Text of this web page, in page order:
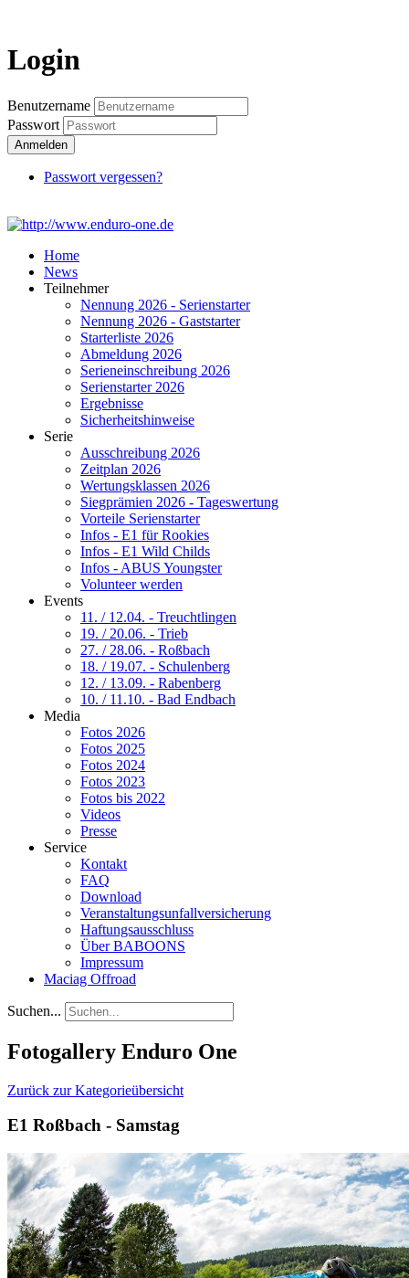
Login
Benutzername
Passwort
Anmelden
Passwort vergessen?
Home
News
Teilnehmer
Nennung 2026 - Serienstarter
Nennung 2026 - Gaststarter
Starterliste 2026
Abmeldung 2026
Serieneinschreibung 2026
Serienstarter 2026
Ergebnisse
Sicherheitshinweise
Serie
Ausschreibung 2026
Zeitplan 2026
Wertungsklassen 2026
Siegprämien 2026 - Tageswertung
Vorteile Serienstarter
Infos - E1 für Rookies
Infos - E1 Wild Childs
Infos - ABUS Youngster
Volunteer werden
Events
11. / 12.04. - Treuchtlingen
19. / 20.06. - Trieb
27. / 28.06. - Roßbach
18. / 19.07. - Schulenberg
12. / 13.09. - Rabenberg
10. / 11.10. - Bad Endbach
Media
Fotos 2026
Fotos 2025
Fotos 2024
Fotos 2023
Fotos bis 2022
Videos
Presse
Service
Kontakt
FAQ
Download
Veranstaltungsunfallversicherung
Haftungsausschluss
Über BABOONS
Impressum
Maciag Offroad
Suchen...
Fotogallery Enduro One
Zurück zur Kategorieübersicht
E1 Roßbach - Samstag